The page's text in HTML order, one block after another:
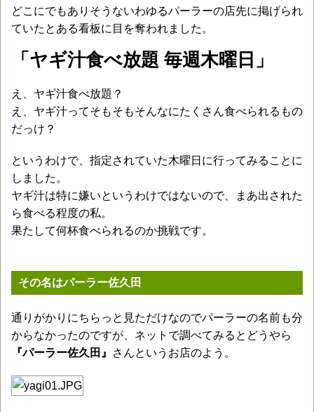
どこにでもありそうないわゆるパーラーの店先に掲げられ
ていたとある看板に目を奪われました。
「ヤギ汁食べ放題 毎週木曜日」
え、ヤギ汁食べ放題？
え、ヤギ汁ってそもそもそんなにたくさん食べられるもの
だっけ？
というわけで、指定されていた木曜日に行ってみることに
しました。
ヤギ汁は特に嫌いというわけではないので、まあ出された
ら食べる程度の私。
果たして何杯食べられるのか挑戦です。
その名はパーラー佐久田
通りがかりにちらっと見ただけなのでパーラーの名前も分
からなかったのですが、ネットで調べてみるとどうやら
『パーラー佐久田』
さんというお店のよう。